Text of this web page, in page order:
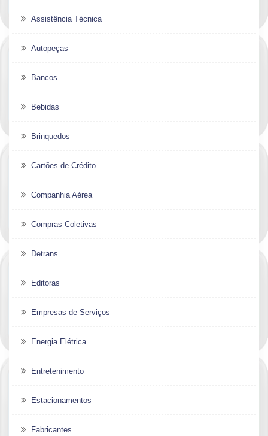
Assistência Técnica
Autopeças
Bancos
Bebidas
Brinquedos
Cartões de Crédito
Companhia Aérea
Compras Coletivas
Detrans
Editoras
Empresas de Serviços
Energia Elétrica
Entretenimento
Estacionamentos
Fabricantes